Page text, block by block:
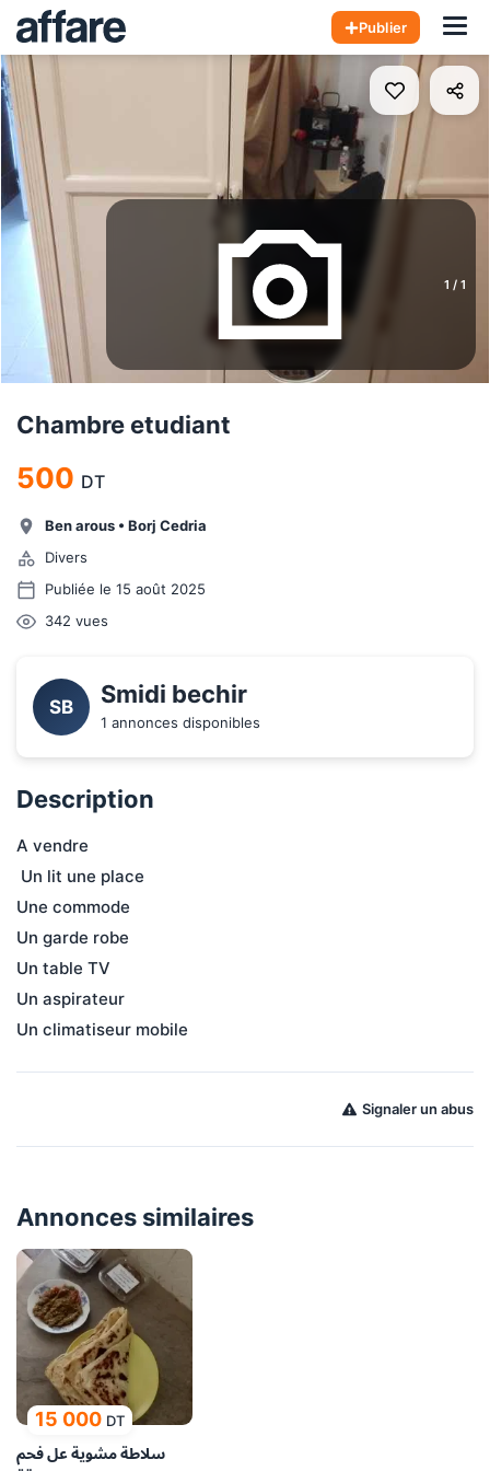
Publier
1 / 1
Chambre etudiant
500 DT
Ben arous • Borj Cedria
Divers
Publiée le 15 août 2025
342 vues
SB Smidi bechir
1 annonces disponibles
Description
A vendre
Un lit une place
Une commode
Un garde robe
Un table TV
Un aspirateur
Un climatiseur mobile
Signaler un abus
Annonces similaires
15 000 DT
سلاطة مشوية عل فحم